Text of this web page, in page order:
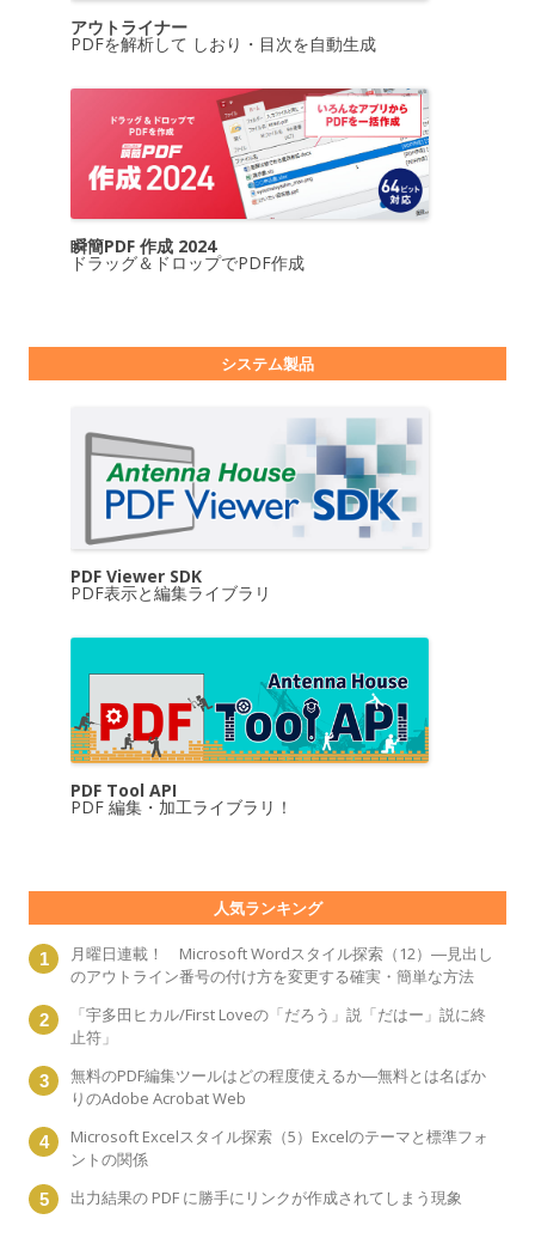
アウトライナー
PDFを解析して しおり・目次を自動生成
瞬簡PDF 作成 2024
ドラッグ＆ドロップでPDF作成
システム製品
PDF Viewer SDK
PDF表示と編集ライブラリ
PDF Tool API
PDF 編集・加工ライブラリ！
人気ランキング
月曜日連載！ Microsoft Wordスタイル探索（12）―見出し
のアウトライン番号の付け方を変更する確実・簡単な方法
「宇多田ヒカル/First Loveの「だろう」説「だはー」説に終
止符」
無料のPDF編集ツールはどの程度使えるか―無料とは名ばか
りのAdobe Acrobat Web
Microsoft Excelスタイル探索（5）Excelのテーマと標準フォ
ントの関係
出力結果の PDF に勝手にリンクが作成されてしまう現象